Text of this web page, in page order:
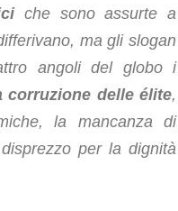
che sono assurte a
ma gli slogan
angoli del globo i
corruzione delle élite,
la mancanza di
per la dignità